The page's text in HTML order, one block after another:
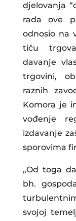
djelovanja
rada ove
odnosio na
tiču
davanje
trgovini,
raznih
Komora je
vođenje
izdavanje
sporovima
„Od toga
bh.
svojoj